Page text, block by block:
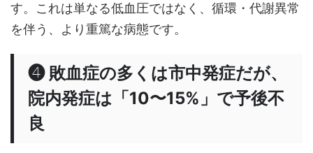
す。これは単なる低血圧ではなく、循環・代謝異常
を伴う、より重篤な病態です。
❹ 敗血症の多くは市中発症だが、
院内発症は「10〜15%」で予後不
良